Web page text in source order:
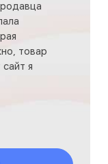
товар
я